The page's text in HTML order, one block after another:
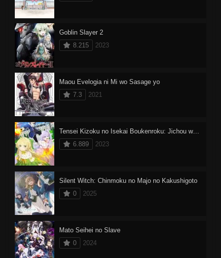
Goblin Slayer 2
8.215
2023
Maou Evelogia ni Mi wo Sasage yo
7.3
2021
Tensei Kizoku no Isekai Boukenroku: Jichou wo Shiranai Kamigami no Shito
6.889
2023
Silent Witch: Chinmoku no Majo no Kakushigoto
0
2025
Mato Seihei no Slave
0
2024